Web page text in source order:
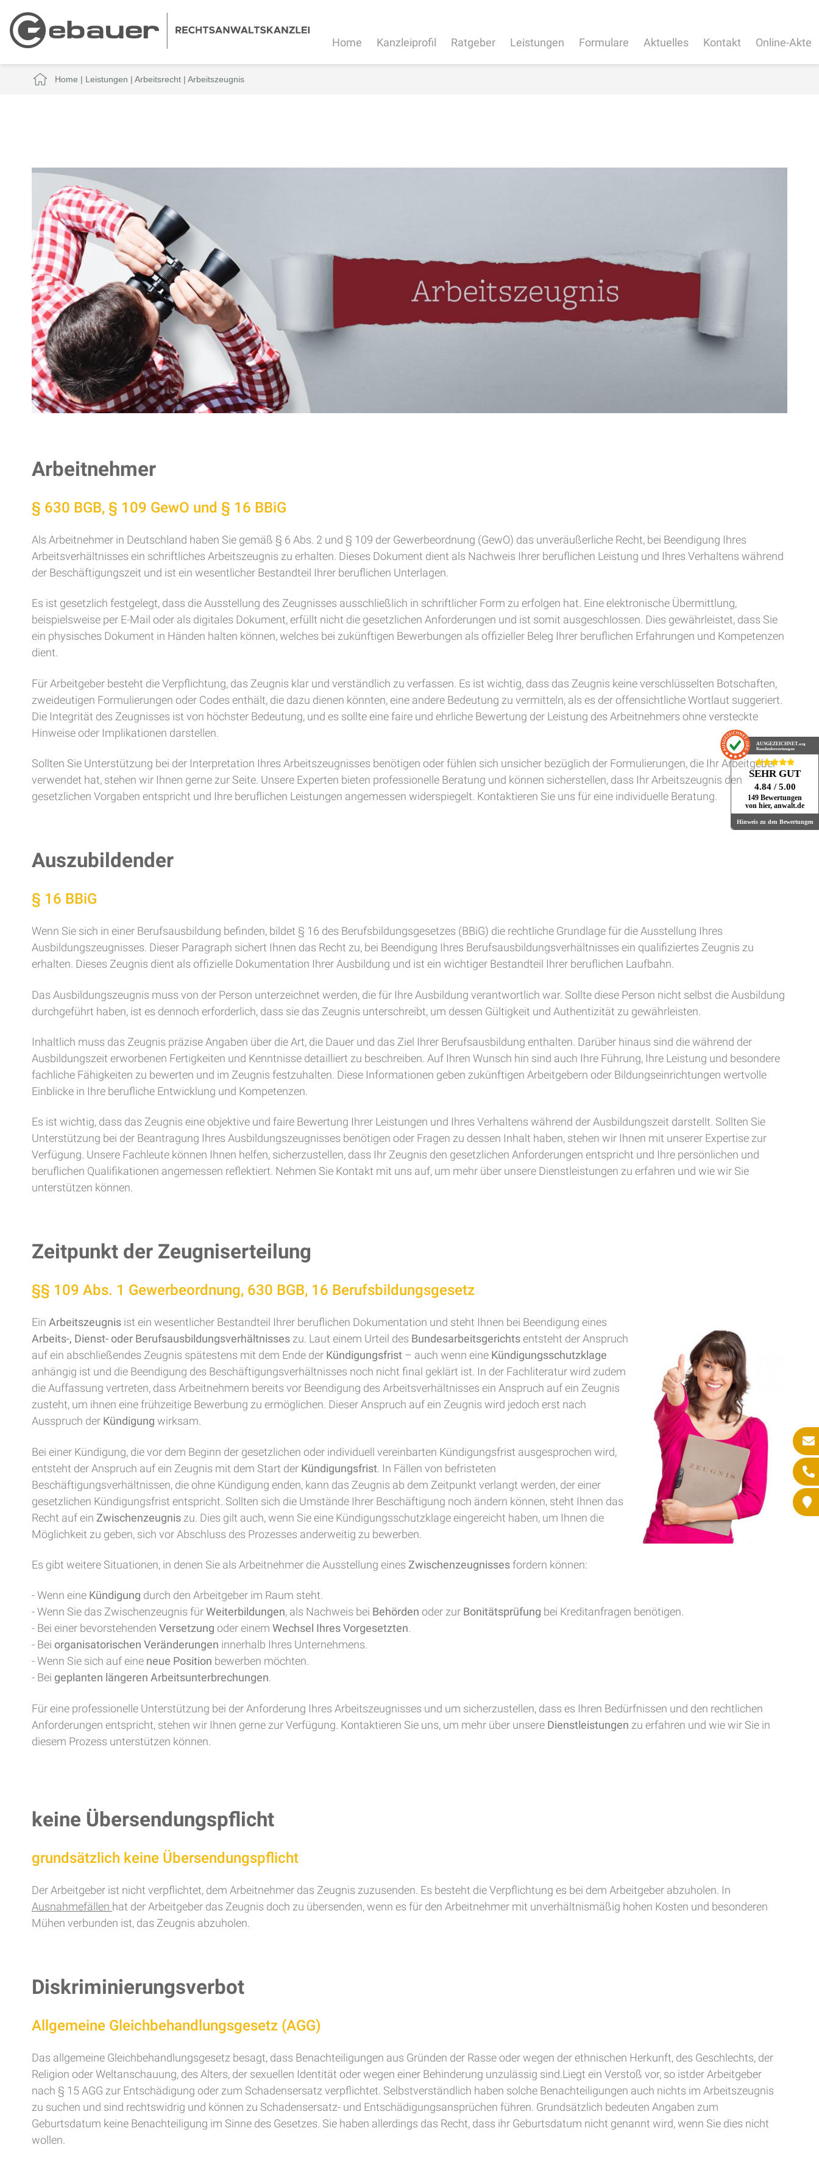
Home Kanzleiprofil Ratgeber Leistungen Formulare Aktuelles Kontakt Online-Akte
Home | Leistungen | Arbeitsrecht| Arbeitszeugnis
Arbeitnehmer
§ 630 BGB, § 109 GewO und § 16 BBiG
Als Arbeitnehmer in Deutschland haben Sie gemäß § 6 Abs. 2 und § 109 der Gewerbeordnung (GewO) das unveräußerliche Recht, bei Beendigung Ihres
Arbeitsverhältnisses ein schriftliches Arbeitszeugnis zu erhalten. Dieses Dokument dient als Nachweis Ihrer beruflichen Leistung und Ihres Verhaltens während
der Beschäftigungszeit und ist ein wesentlicher Bestandteil Ihrer beruflichen Unterlagen.
Es ist gesetzlich festgelegt, dass die Ausstellung des Zeugnisses ausschließlich in schriftlicher Form zu erfolgen hat. Eine elektronische Übermittlung,
beispielsweise per E-Mail oder als digitales Dokument, erfüllt nicht die gesetzlichen Anforderungen und ist somit ausgeschlossen. Dies gewährleistet, dass Sie
ein physisches Dokument in Händen halten können, welches bei zukünftigen Bewerbungen als offizieller Beleg Ihrer beruflichen Erfahrungen und Kompetenzen
dient.
Für Arbeitgeber besteht die Verpflichtung, das Zeugnis klar und verständlich zu verfassen. Es ist wichtig, dass das Zeugnis keine verschlüsselten Botschaften,
zweideutigen Formulierungen oder Codes enthält, die dazu dienen könnten, eine andere Bedeutung zu vermitteln, als es der offensichtliche Wortlaut suggeriert.
Die Integrität des Zeugnisses ist von höchster Bedeutung, und es sollte eine faire und ehrliche Bewertung der Leistung des Arbeitnehmers ohne versteckte
Hinweise oder Implikationen darstellen.
Sollten Sie Unterstützung bei der Interpretation Ihres Arbeitszeugnisses benötigen oder fühlen sich unsicher bezüglich der Formulierungen, die Ihr Arbeitgeber
verwendet hat, stehen wir Ihnen gerne zur Seite. Unsere Experten bieten professionelle Beratung und können sicherstellen, dass Ihr Arbeitszeugnis den
gesetzlichen Vorgaben entspricht und Ihre beruflichen Leistungen angemessen widerspiegelt. Kontaktieren Sie uns für eine individuelle Beratung.
Auszubildender
§ 16 BBiG
Wenn Sie sich in einer Berufsausbildung befinden, bildet § 16 des Berufsbildungsgesetzes (BBiG) die rechtliche Grundlage für die Ausstellung Ihres
Ausbildungszeugnisses. Dieser Paragraph sichert Ihnen das Recht zu, bei Beendigung Ihres Berufsausbildungsverhältnisses ein qualifiziertes Zeugnis zu
erhalten. Dieses Zeugnis dient als offizielle Dokumentation Ihrer Ausbildung und ist ein wichtiger Bestandteil Ihrer beruflichen Laufbahn.
Das Ausbildungszeugnis muss von der Person unterzeichnet werden, die für Ihre Ausbildung verantwortlich war. Sollte diese Person nicht selbst die Ausbildung
durchgeführt haben, ist es dennoch erforderlich, dass sie das Zeugnis unterschreibt, um dessen Gültigkeit und Authentizität zu gewährleisten.
Inhaltlich muss das Zeugnis präzise Angaben über die Art, die Dauer und das Ziel Ihrer Berufsausbildung enthalten. Darüber hinaus sind die während der
Ausbildungszeit erworbenen Fertigkeiten und Kenntnisse detailliert zu beschreiben. Auf Ihren Wunsch hin sind auch Ihre Führung, Ihre Leistung und besondere
fachliche Fähigkeiten zu bewerten und im Zeugnis festzuhalten. Diese Informationen geben zukünftigen Arbeitgebern oder Bildungseinrichtungen wertvolle
Einblicke in Ihre berufliche Entwicklung und Kompetenzen.
Es ist wichtig, dass das Zeugnis eine objektive und faire Bewertung Ihrer Leistungen und Ihres Verhaltens während der Ausbildungszeit darstellt. Sollten Sie
Unterstützung bei der Beantragung Ihres Ausbildungszeugnisses benötigen oder Fragen zu dessen Inhalt haben, stehen wir Ihnen mit unserer Expertise zur
Verfügung. Unsere Fachleute können Ihnen helfen, sicherzustellen, dass Ihr Zeugnis den gesetzlichen Anforderungen entspricht und Ihre persönlichen und
beruflichen Qualifikationen angemessen reflektiert. Nehmen Sie Kontakt mit uns auf, um mehr über unsere Dienstleistungen zu erfahren und wie wir Sie
unterstützen können.
Zeitpunkt der Zeugniserteilung
§§ 109 Abs. 1 Gewerbeordnung, 630 BGB, 16 Berufsbildungsgesetz
Ein Arbeitszeugnis ist ein wesentlicher Bestandteil Ihrer beruflichen Dokumentation und steht Ihnen bei Beendigung eines
Arbeits-, Dienst- oder Berufsausbildungsverhältnisseszu. Laut einem Urteil des Bundesarbeitsgerichtsentsteht der Anspruch
auf ein abschließendes Zeugnis spätestens mit dem Ende der Kündigungsfrist – auch wenn eine Kündigungsschutzklage
anhängig ist und die Beendigung des Beschäftigungsverhältnisses noch nicht final geklärt ist. In der Fachliteratur wird zudem
die Auffassung vertreten, dass Arbeitnehmern bereits vor Beendigung des Arbeitsverhältnisses ein Anspruch auf ein Zeugnis
zusteht, um ihnen eine frühzeitige Bewerbung zu ermöglichen. Dieser Anspruch auf ein Zeugnis wird jedoch erst nach
Ausspruch der Kündigung wirksam.
Bei einer Kündigung, die vor dem Beginn der gesetzlichen oder individuell vereinbarten Kündigungsfrist ausgesprochen wird,
entsteht der Anspruch auf ein Zeugnis mit dem Start der Kündigungsfrist . In Fällen von befristeten
Beschäftigungsverhältnissen, die ohne Kündigung enden, kann das Zeugnis ab dem Zeitpunkt verlangt werden, der einer
gesetzlichen Kündigungsfrist entspricht. Sollten sich die Umstände Ihrer Beschäftigung noch ändern können, steht Ihnen das
Recht auf ein Zwischenzeugnis zu. Dies gilt auch, wenn Sie eine Kündigungsschutzklage eingereicht haben, um Ihnen die
Möglichkeit zu geben, sich vor Abschluss des Prozesses anderweitig zu bewerben.
Es gibt weitere Situationen, in denen Sie als Arbeitnehmer die Ausstellung eines Zwischenzeugnissesfordern können:
- Wenn eine Kündigung durch den Arbeitgeber im Raum steht.
- Wenn Sie das Zwischenzeugnis fürWeiterbildungen, als Nachweis bei Behörden oder zur Bonitätsprüfung bei Kreditanfragen benötigen.
- Bei einer bevorstehenden Versetzung oder einem Wechsel Ihres Vorgesetzten.
- Bei organisatorischen Veränderungen innerhalb Ihres Unternehmens.
- Wenn Sie sich auf eine neue Position bewerben möchten.
- Bei geplanten längeren Arbeitsunterbrechungen.
Für eine professionelle Unterstützung bei der Anforderung Ihres Arbeitszeugnisses und um sicherzustellen, dass es Ihren Bedürfnissen und den rechtlichen
Anforderungen entspricht, stehen wir Ihnen gerne zur Verfügung. Kontaktieren Sie uns, um mehr über unsere Dienstleistungen zu erfahren und wie wir Sie in
diesem Prozess unterstützen können.
keine Übersendungspflicht
grundsätzlich keine Übersendungspflicht
Der Arbeitgeber ist nicht verpflichtet, dem Arbeitnehmer das Zeugnis zuzusenden. Es besteht die Verpflichtung es bei dem Arbeitgeber abzuholen. In
Ausnahmefällen hat der Arbeitgeber das Zeugnis doch zu übersenden, wenn es für den Arbeitnehmer mit unverhältnismäßig hohen Kosten und besonderen
Mühen verbunden ist, das Zeugnis abzuholen.
Diskriminierungsverbot
Allgemeine Gleichbehandlungsgesetz (AGG)
Das allgemeine Gleichbehandlungsgesetz besagt, dass Benachteiligungen aus Gründen der Rasse oder wegen der ethnischen Herkunft, des Geschlechts, der
Religion oder Weltanschauung, des Alters, der sexuellen Identität oder wegen einer Behinderung unzulässig sind.Liegt ein Verstoß vor, so istder Arbeitgeber
nach § 15 AGG zur Entschädigung oder zum Schadensersatz verpflichtet. Selbstverständlich haben solche Benachteiligungen auch nichts im Arbeitszeugnis
zu suchen und sind rechtswidrig und können zu Schadensersatz- und Entschädigungsansprüchen führen. Grundsätzlich bedeuten Angaben zum
Geburtsdatum keine Benachteiligung im Sinne des Gesetzes. Sie haben allerdings das Recht, dass ihr Geburtsdatum nicht genannt wird, wenn Sie dies nicht
wollen.
AUSGEZEICHNET .org
Kundenbewertungen
SEHR GUT
4.84 / 5.00
149 Bewertungen
von hier, anwalt.de
Hinweis zu den Bewertungen